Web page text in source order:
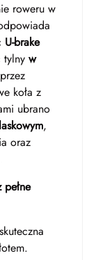
roweru w
U-brake
tylny w
koła z
ubrano
,
oraz